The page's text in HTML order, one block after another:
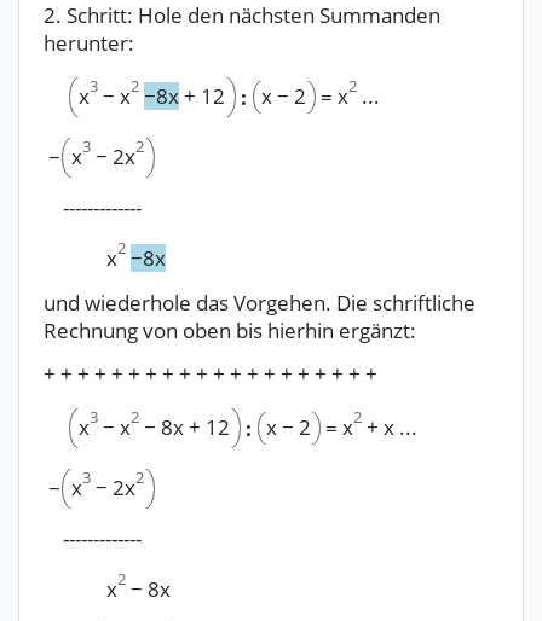
2. Schritt: Hole den nächsten Summanden
herunter:
x3 − x2 −8x+ 12 : x− 2 = x2 ...
− x3 − 2x2
-------------
x2 −8x
und wiederhole das Vorgehen. Die schriftliche
Rechnung von oben bis hierhin ergänzt:
+ + + + + + + + + + + + + + + + + + + +
x3 − x2 − 8x+ 12 : x− 2 = x2 + x ...
− x3 − 2x2
-------------
x2 − 8x